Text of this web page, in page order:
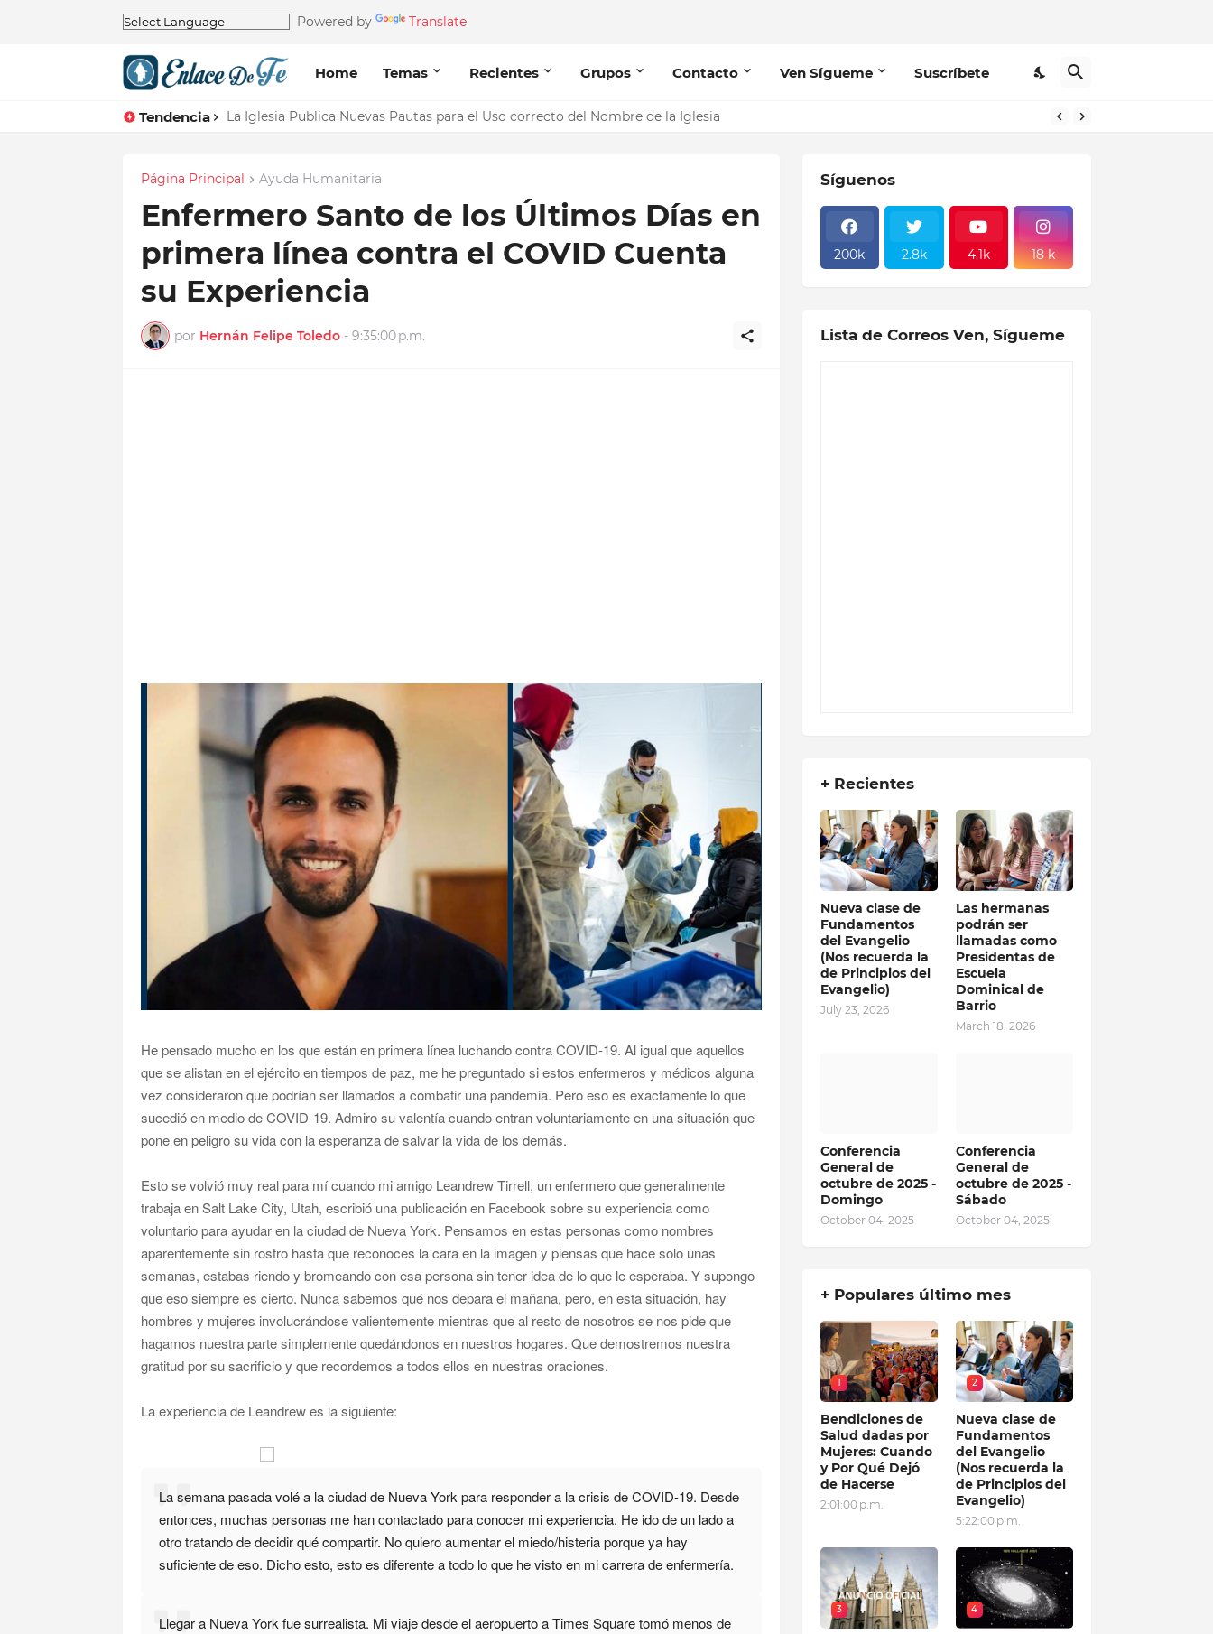
Powered by Translate
Home Temas Recientes Grupos Contacto Ven Sígueme Suscríbete
Tendencia La Tierra NO siempre estuvo en este Sistema Solar según los Profetas
Página Principal Ayuda Humanitaria
Enfermero Santo de los Últimos Días en
primera línea contra el COVID Cuenta
su Experiencia
por Hernán Felipe Toledo - 9:35:00 p.m.
He pensado mucho en los que están en primera línea luchando contra COVID-19. Al igual que aquellos
que se alistan en el ejército en tiempos de paz, me he preguntado si estos enfermeros y médicos alguna
vez consideraron que podrían ser llamados a combatir una pandemia. Pero eso es exactamente lo que
sucedió en medio de COVID-19. Admiro su valentía cuando entran voluntariamente en una situación que
pone en peligro su vida con la esperanza de salvar la vida de los demás.
Esto se volvió muy real para mí cuando mi amigo Leandrew Tirrell, un enfermero que generalmente
trabaja en Salt Lake City, Utah, escribió una publicación en Facebook sobre su experiencia como
voluntario para ayudar en la ciudad de Nueva York. Pensamos en estas personas como nombres
aparentemente sin rostro hasta que reconoces la cara en la imagen y piensas que hace solo unas
semanas, estabas riendo y bromeando con esa persona sin tener idea de lo que le esperaba. Y supongo
que eso siempre es cierto. Nunca sabemos qué nos depara el mañana, pero, en esta situación, hay
hombres y mujeres involucrándose valientemente mientras que al resto de nosotros se nos pide que
hagamos nuestra parte simplemente quedándonos en nuestros hogares. Que demostremos nuestra
gratitud por su sacrificio y que recordemos a todos ellos en nuestras oraciones.
La experiencia de Leandrew es la siguiente:
La semana pasada volé a la ciudad de Nueva York para responder a la crisis de COVID-19. Desde
entonces, muchas personas me han contactado para conocer mi experiencia. He ido de un lado a
otro tratando de decidir qué compartir. No quiero aumentar el miedo/histeria porque ya hay
suficiente de eso. Dicho esto, esto es diferente a todo lo que he visto en mi carrera de enfermería.
Llegar a Nueva York fue surrealista. Mi viaje desde el aeropuerto a Times Square tomó menos de
Síguenos
200k 2.8k 4.1k 18 k
Lista de Correos Ven, Sígueme
+ Recientes
Nueva clase de
Fundamentos
del Evangelio
(Nos recuerda la
de Principios del
Evangelio)
July 23, 2026
Las hermanas
podrán ser
llamadas como
Presidentas de
Escuela
Dominical de
Barrio
March 18, 2026
Conferencia
General de
octubre de 2025 -
Domingo
October 04, 2025
Conferencia
General de
octubre de 2025 -
Sábado
October 04, 2025
+ Populares último mes
1
Bendiciones de
Salud dadas por
Mujeres: Cuando
y Por Qué Dejó
de Hacerse
2:01:00 p.m.
2
Nueva clase de
Fundamentos
del Evangelio
(Nos recuerda la
de Principios del
Evangelio)
5:22:00 p.m.
3 4